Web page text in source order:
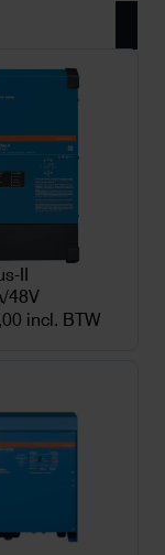
II
48V
incl. BTW